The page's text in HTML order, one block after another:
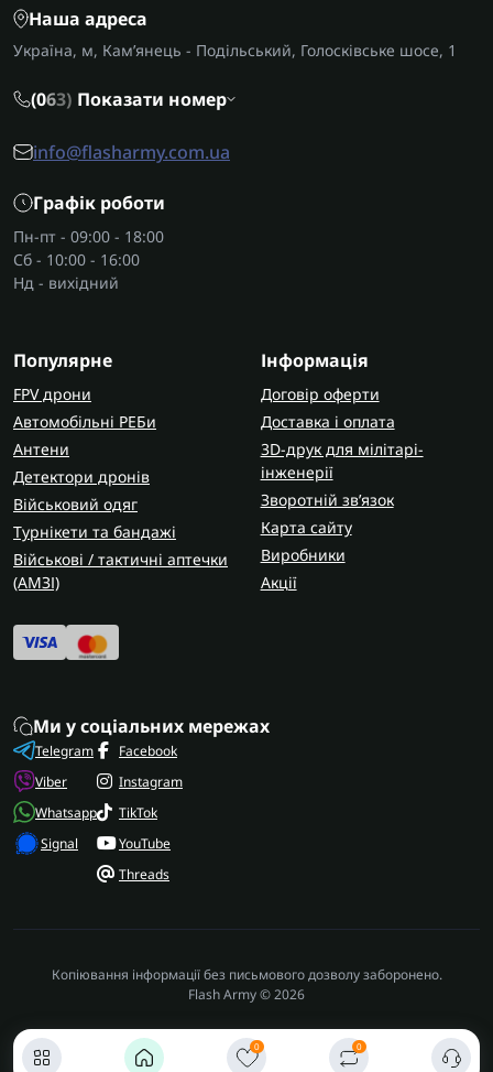
0 0
Наша адреса
Україна, м, Кам’янець - Подільський, Голосківське шосе, 1
(063) Показати номер
info@flasharmy.com.ua
Графік роботи
Пн-пт - 09:00 - 18:00
Сб - 10:00 - 16:00
Нд - вихідний
Популярне
FPV дрони
Автомобільні РЕБи
Антени
Детектори дронів
Військовий одяг
Турнікети та бандажі
Військові / тактичні аптечки
(AMЗІ)
Інформація
Договір оферти
Доставка і оплата
3D-друк для мілітарі-
інженерії
Зворотній зв’язок
Карта сайту
Виробники
Акції
Ми у соціальних мережах
Telegram
Viber
Whatsapp
Signal
Facebook
Instagram
TikTok
YouTube
Threads
Копіювання інформації без письмового дозволу заборонено.
Flash Army © 2026